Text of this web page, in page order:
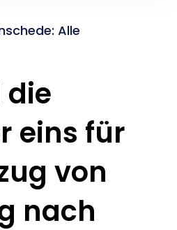
Alle
die
eins für
von
nach